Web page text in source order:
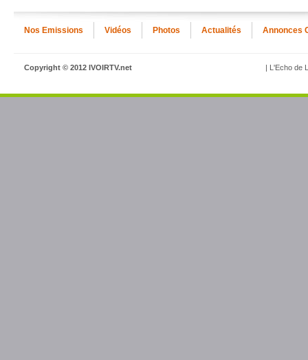
Nos Emissions Vidéos Photos Actualités Annonces
Copyright © 2012 IVOIRTV.net | L'Echo de